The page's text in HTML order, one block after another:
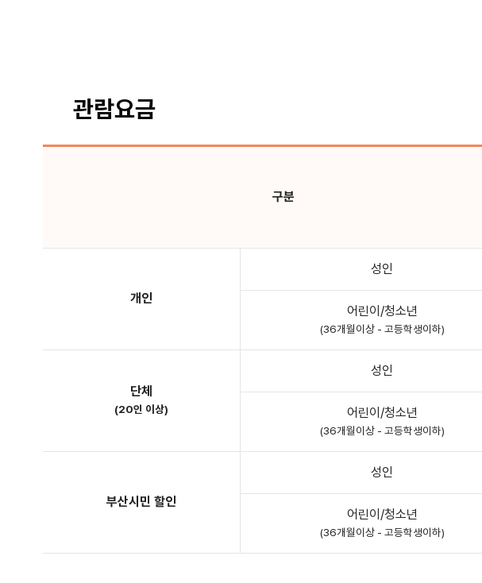
관람요금
구분
개인
성인
어린이/청소년
(36개월이상 - 고등학생이하)
단체
(20인 이상)
성인
어린이/청소년
(36개월이상 - 고등학생이하)
부산시민 할인
성인
어린이/청소년
(36개월이상 - 고등학생이하)